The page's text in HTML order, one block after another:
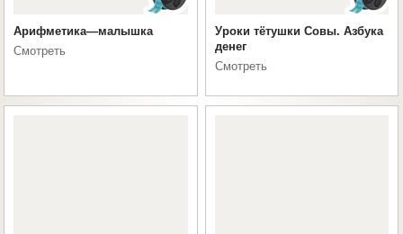
Арифметика—малышка
Смотреть
Уроки тётушки Совы. Азбука
денег
Смотреть